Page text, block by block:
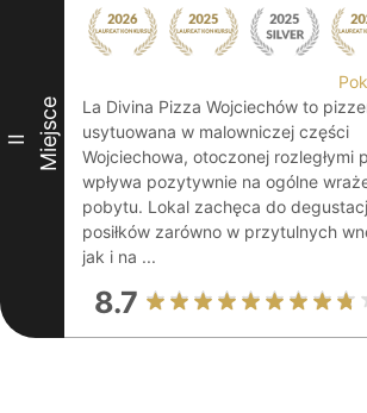
II Miejsce
La Divina Pizza Wojciechów to
usytuowana w malowniczej części
Wojciechowa, otoczonej rozległymi
wpływa pozytywnie na ogólne
pobytu. Lokal zachęca do
posiłków zarówno w przytulnych
jak i na ...
8.7